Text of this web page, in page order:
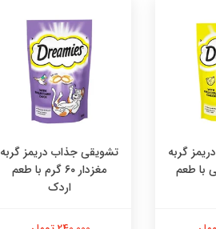
گربه
گرمی با طعم
تشویقی جذاب دریمز گربه
مغزدار ۶۰ گرم با طعم
اردک